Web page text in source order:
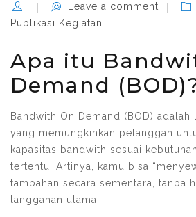
Leave a comment
Publikasi Kegiatan
Apa itu
Demand
Bandwith On Demand (BOD) adalah
yang memungkinkan pelanggan
kapasitas bandwith sesuai
tertentu. Artinya, kamu bisa
tambahan secara sementara, tanpa
langganan utama.